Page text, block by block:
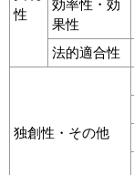
性
効率性・効
果性
法的適合性
独創性・その他